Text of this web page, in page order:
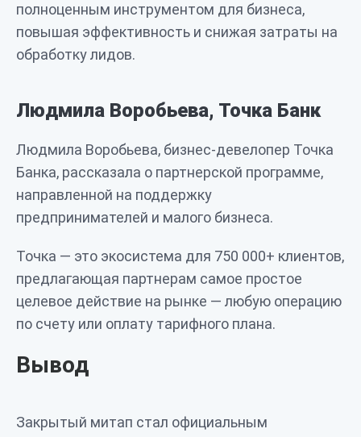
полноценным инструментом для бизнеса,
повышая эффективность и снижая затраты на
обработку лидов.
Людмила Воробьева, Точка Банк
Людмила Воробьева, бизнес-девелопер Точка
Банка, рассказала о партнерской программе,
направленной на поддержку
предпринимателей и малого бизнеса.
Точка — это экосистема для 750 000+ клиентов,
предлагающая партнерам самое простое
целевое действие на рынке — любую операцию
по счету или оплату тарифного плана.
Вывод
Закрытый митап стал официальным